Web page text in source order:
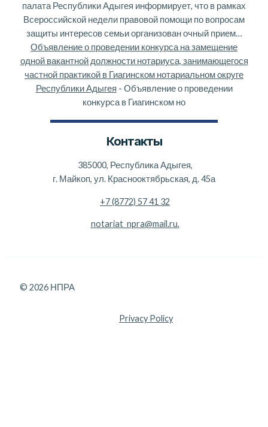
палата Республики Адыгея информирует, что в рамках
Всероссийской недели правовой помощи по вопросам
защиты интересов семьи организован очный прием…
Объявление о проведении конкурса на замещение
одной вакантной должности нотариуса, занимающегося
частной практикой в Гиагинском нотариальном округе
Республики Адыгея - Объявление о проведении
конкурса в Гиагинском но
Контакты
385000, Республика Адыгея,
г. Майкоп, ул. Краснооктябрьская, д. 45а
+7 (8772) 57 41 32
notariat_npra@mail.ru.
© 2026 НПРА
Privacy Policy